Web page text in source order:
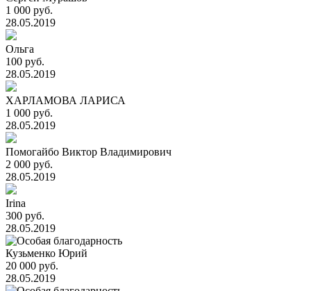
1 000 руб.
28.05.2019
Ольга
100 руб.
28.05.2019
ХАРЛАМОВА ЛАРИСА
1 000 руб.
28.05.2019
Помогайбо Виктор Владимирович
2 000 руб.
28.05.2019
Irina
300 руб.
28.05.2019
Кузьменко Юрий
20 000 руб.
28.05.2019